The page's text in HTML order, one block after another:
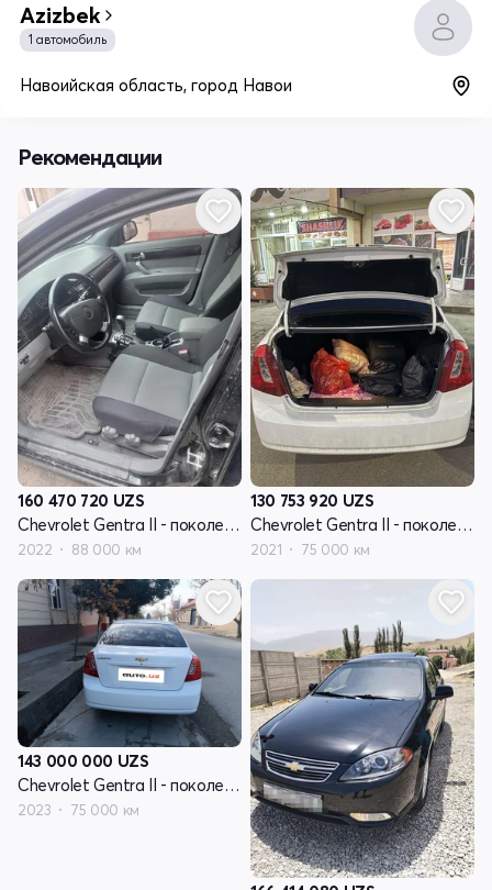
Azizbek
1 автомобиль
Навоийская область, город Навои
Рекомендации
160 470 720 UZS
Chevrolet Gentra II - поколение
2022 88 000 км
130 753 920 UZS
Chevrolet Gentra II - поколение
2021 75 000 км
143 000 000 UZS
Chevrolet Gentra II - поколение
2023 75 000 км